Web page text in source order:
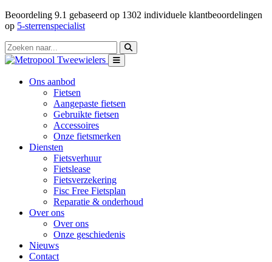
Beoordeling 9.1 gebaseerd op 1302 individuele klantbeoordelingen
op 5-sterrenspecialist
Ons aanbod
Fietsen
Aangepaste fietsen
Gebruikte fietsen
Accessoires
Onze fietsmerken
Diensten
Fietsverhuur
Fietslease
Fietsverzekering
Fisc Free Fietsplan
Reparatie & onderhoud
Over ons
Over ons
Onze geschiedenis
Nieuws
Contact